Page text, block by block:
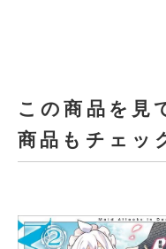
この商品を見
商品もチェッ